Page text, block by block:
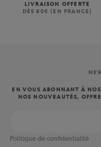
LIVRAISON OFFERTE
DÈS 80€ (EN FRANCE)
EN VOUS ABONNANT À
NOS NOUVEAUTÉS,
Politique de confidentialité